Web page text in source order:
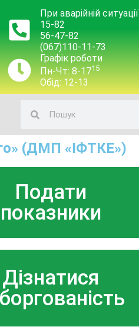
При аварійній ситуації
15-82
56-47-82
(067)110-11-73
Графік роботи
Пн-Чт: 8-1715
Обід: 12-13
(ДМП «ІФТКЕ»)
Подати
показники
Дізнатися